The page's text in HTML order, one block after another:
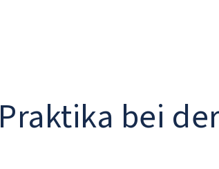
Praktika bei